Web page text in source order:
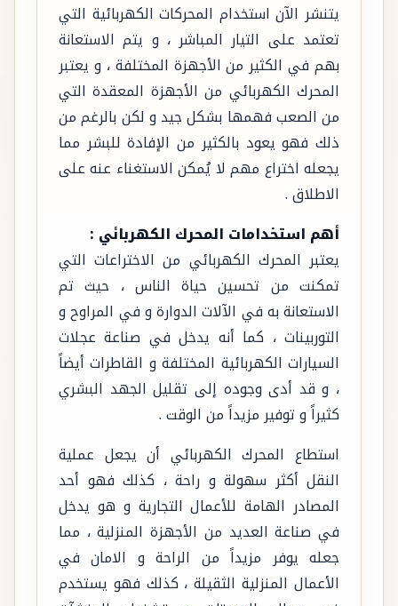
يتنشر الآن استخدام المحركات الكهربائية التي
تعتمد على التيار المباشر ، و يتم الاستعانة
بهم في الكثير من الأجهزة المختلفة ، و يعتبر
المحرك الكهربائي من الأجهزة المعقدة التي
من الصعب فهمها بشكل جيد و لكن بالرغم من
ذلك فهو يعود بالكثير من الإفادة للبشر مما
يجعله اختراع مهم لا يُمكن الاستغناء عنه على
الاطلاق .
أهم استخدامات المحرك الكهربائي :
يعتبر المحرك الكهربائي من الاختراعات التي
تمكنت من تحسين حياة الناس ، حيث تم
الاستعانة به في الآلات الدوارة و في المراوح و
التوربينات ، كما أنه يدخل في صناعة عجلات
السيارات الكهربائية المختلفة و القاطرات أيضاً
، و قد أدى وجوده إلى تقليل الجهد البشري
كثيراً و توفير مزيداً من الوقت .
استطاع المحرك الكهربائي أن يجعل عملية
النقل أكثر سهولة و راحة ، كذلك فهو أحد
المصادر الهامة للأعمال التجارية و هو يدخل
في صناعة العديد من الأجهزة المنزلية ، مما
جعله يوفر مزيداً من الراحة و الامان في
الأعمال المنزلية الثقيلة ، كذلك فهو يستخدم